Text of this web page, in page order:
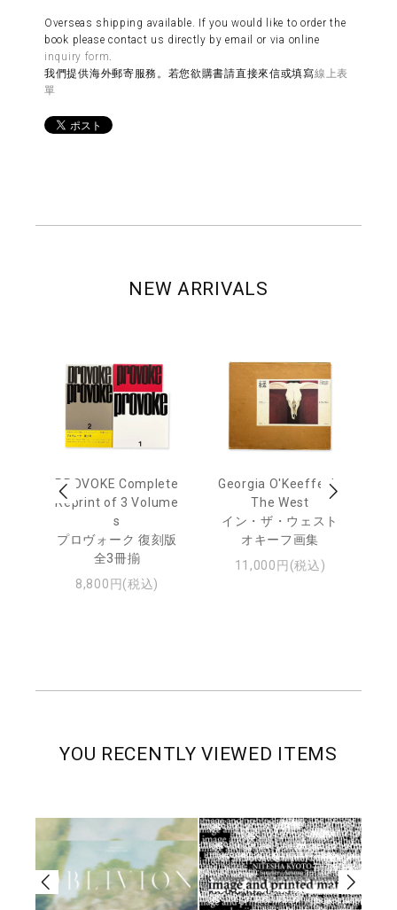
Overseas shipping available. If you would like to order the
book please contact us directly by email or via online
inquiry form
我們提供海外郵寄服務。若您欲購書請直接來信或填寫線上表
單
NEW ARRIVALS
PROVOKE Complete
Reprint of 3 Volume
s
プロヴォーク 復刻版
全3冊揃
8,800円(税込)
Georgia O'Keeffe: In
The West
イン・ザ・ウェスト
オキーフ画集
11,000円(税込)
YOU RECENTLY VIEWED ITEMS